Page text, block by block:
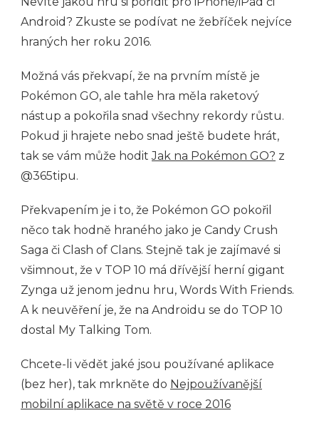
Android? Zkuste se podívat ne žebříček nejvíce
hraných her roku 2016.
Možná vás překvapí, že na prvním místě je
Pokémon GO, ale tahle hra měla raketový
nástup a pokořila snad všechny rekordy růstu.
Pokud ji hrajete nebo snad ještě budete hrát,
tak se vám může hoditJak na Pokémon GO? z
@365tipu.
Překvapením je i to, že Pokémon GO pokořil
něco tak hodně hraného jako je Candy Crush
Saga či Clash of Clans. Stejně tak je zajímavé si
všimnout, že v TOP 10 má dřívější herní gigant
Zynga už jenom jednu hru, Words With Friends.
A k neuvěření je, že na Androidu se do TOP 10
dostal My Talking Tom.
Chcete-li vědět jaké jsou používané aplikace
(bez her), tak mrkněte do Nejpoužívanější
mobilní aplikace na světě v roce 2016